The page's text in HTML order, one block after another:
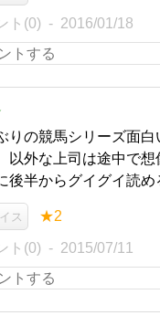
ト(0) 2016/01/18
りの競馬シリーズ面
以外な上司は途中で
後半からグイグイ読め
ス ★2
ト(0) 2015/07/11